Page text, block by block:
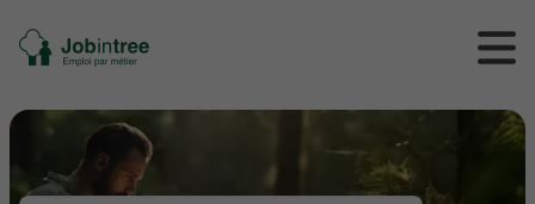
Se
rendre
l'accueil
Ouvrir
/
le